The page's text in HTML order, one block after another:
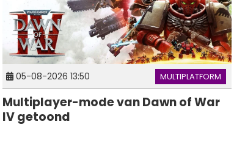
05-08-2026 13:50 MULTIPLATFORM
Multiplayer-mode van Dawn of War
IV getoond